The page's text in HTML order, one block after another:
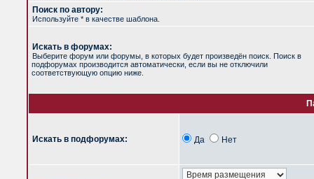
Поиск по автору:
Используйте * в качестве шаблона.
Искать в форумах:
Выберите форум или форумы, в которых будет произведён поиск. Поиск в
подфорумах производится автоматически, если вы не отключили
соответствующую опцию ниже.
Искать в подфорумах: Да Нет